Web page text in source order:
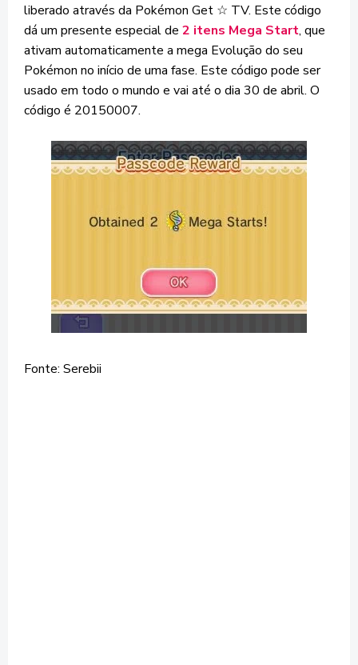
liberado através da Pokémon Get ☆ TV. Este código
dá um presente especial de 2 itens Mega Start, que
ativam automaticamente a mega Evolução do seu
Pokémon no início de uma fase. Este código pode ser
usado em todo o mundo e vai até o dia 30 de abril. O
código é 20150007.
Fonte: Serebii